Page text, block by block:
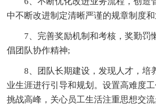
中不断改进制定清晰严谨的规章制度
7、完善奖励机制和考核，奖勤罚
倡团队协作精神;
8、团队长期建设，发现人才，培
业生涯进行引导和规划。设置高难度
挑战高峰，关心员工生活注重思想交